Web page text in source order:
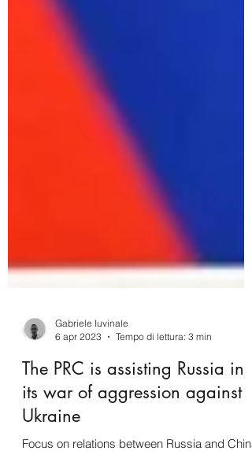
6 apr 2023
Tempo di lettura: 3 min
The PRC is assisting Russia in
its war of aggression against